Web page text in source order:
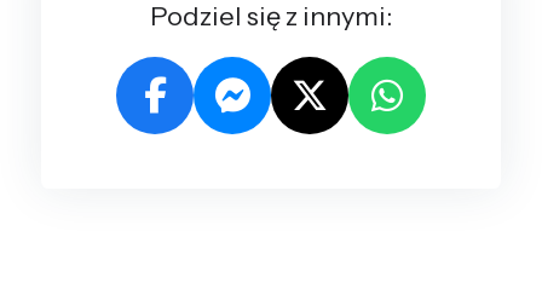
Podziel się z innymi: